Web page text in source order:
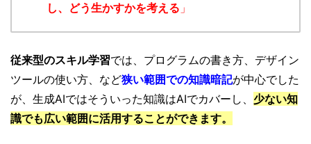
し、どう生かすかを考える 」
従来型のスキル学習では、プログラムの書き方、デザイン
ツールの使い方、など狭い範囲での知識暗記が中心でした
が、生成AIではそういった知識はAIでカバーし、 少ない知
識でも広い範囲に活用することができます。